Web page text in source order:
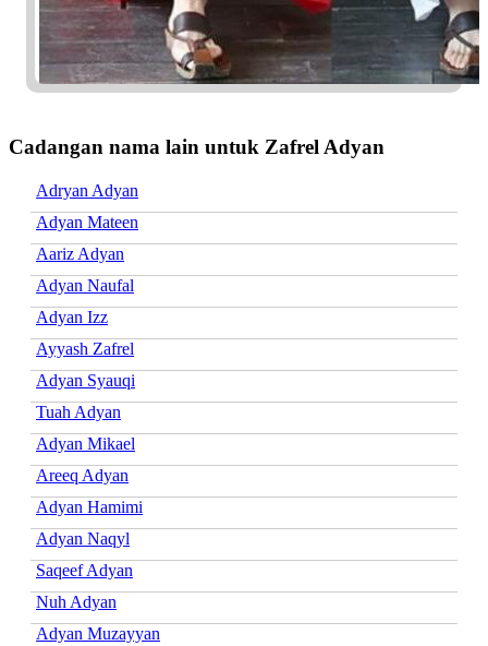
Cadangan nama lain untuk Zafrel Adyan
Adryan Adyan
Adyan Mateen
Aariz Adyan
Adyan Naufal
Adyan Izz
Ayyash Zafrel
Adyan Syauqi
Tuah Adyan
Adyan Mikael
Areeq Adyan
Adyan Hamimi
Adyan Naqyl
Saqeef Adyan
Nuh Adyan
Adyan Muzayyan